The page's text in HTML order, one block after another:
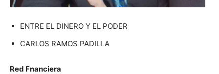
ENTRE EL DINERO Y EL PODER
CARLOS RAMOS PADILLA
Red Fnanciera